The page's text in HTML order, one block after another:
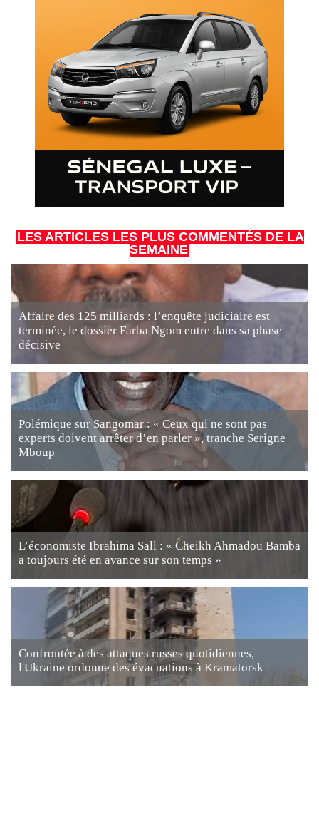
LES ARTICLES LES PLUS COMMENTÉS DE LA
SEMAINE
Affaire des 125 milliards : l’enquête judiciaire est
terminée, le dossier Farba Ngom entre dans sa phase
décisive
Polémique sur Sangomar : « Ceux qui ne sont pas
experts doivent arrêter d’en parler », tranche Serigne
Mboup
L’économiste Ibrahima Sall : « Cheikh Ahmadou Bamba
a toujours été en avance sur son temps »
Confrontée à des attaques russes quotidiennes,
l'Ukraine ordonne des évacuations à Kramatorsk